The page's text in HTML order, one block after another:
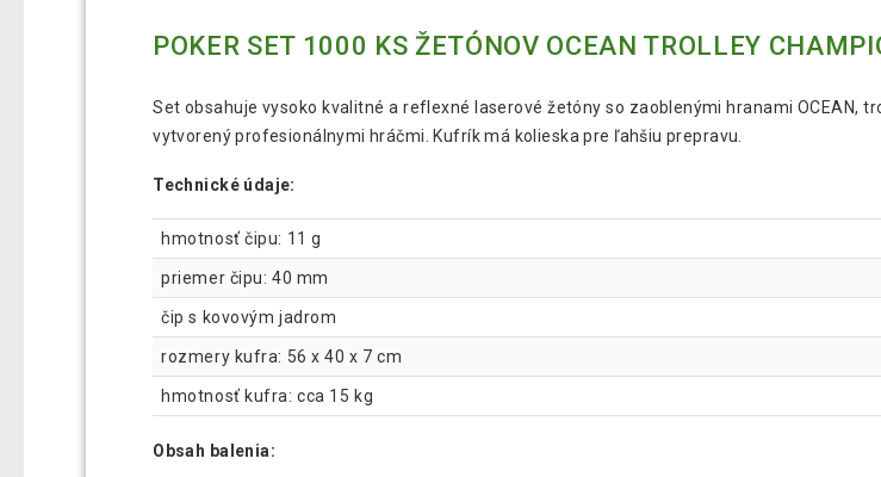
POKER SET 1000 KS ŽETÓNOV OCEAN TROLLEY
Set obsahuje vysoko kvalitné a reflexné laserové žetóny so zaoblenými hranami OCEAN,
vytvorený profesionálnymi hráčmi. Kufrík má kolieska pre ľahšiu prepravu.
Technické údaje:
hmotnosť čipu: 11 g
priemer čipu: 40 mm
čip s kovovým jadrom
rozmery kufra: 56 x 40 x 7 cm
hmotnosť kufra: cca 15 kg
Obsah balenia: